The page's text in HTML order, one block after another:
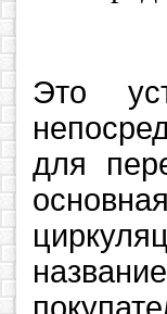
Это
для